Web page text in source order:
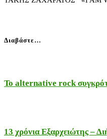
Διαβάστε…
Το alternative rock
13 χρόνια Εξαρχειώτης –